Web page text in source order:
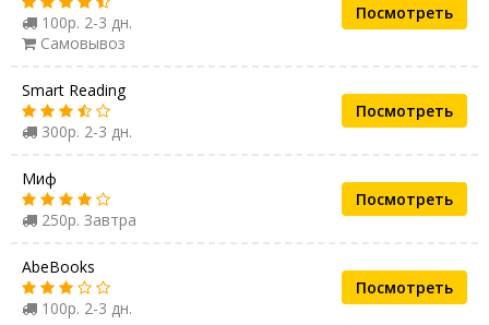
100р. 2-3 дн.
Самовывоз
Посмотреть
Smart Reading
300р. 2-3 дн.
Посмотреть
Миф
250р. Завтра
Посмотреть
AbeBooks
100р. 2-3 дн.
Посмотреть